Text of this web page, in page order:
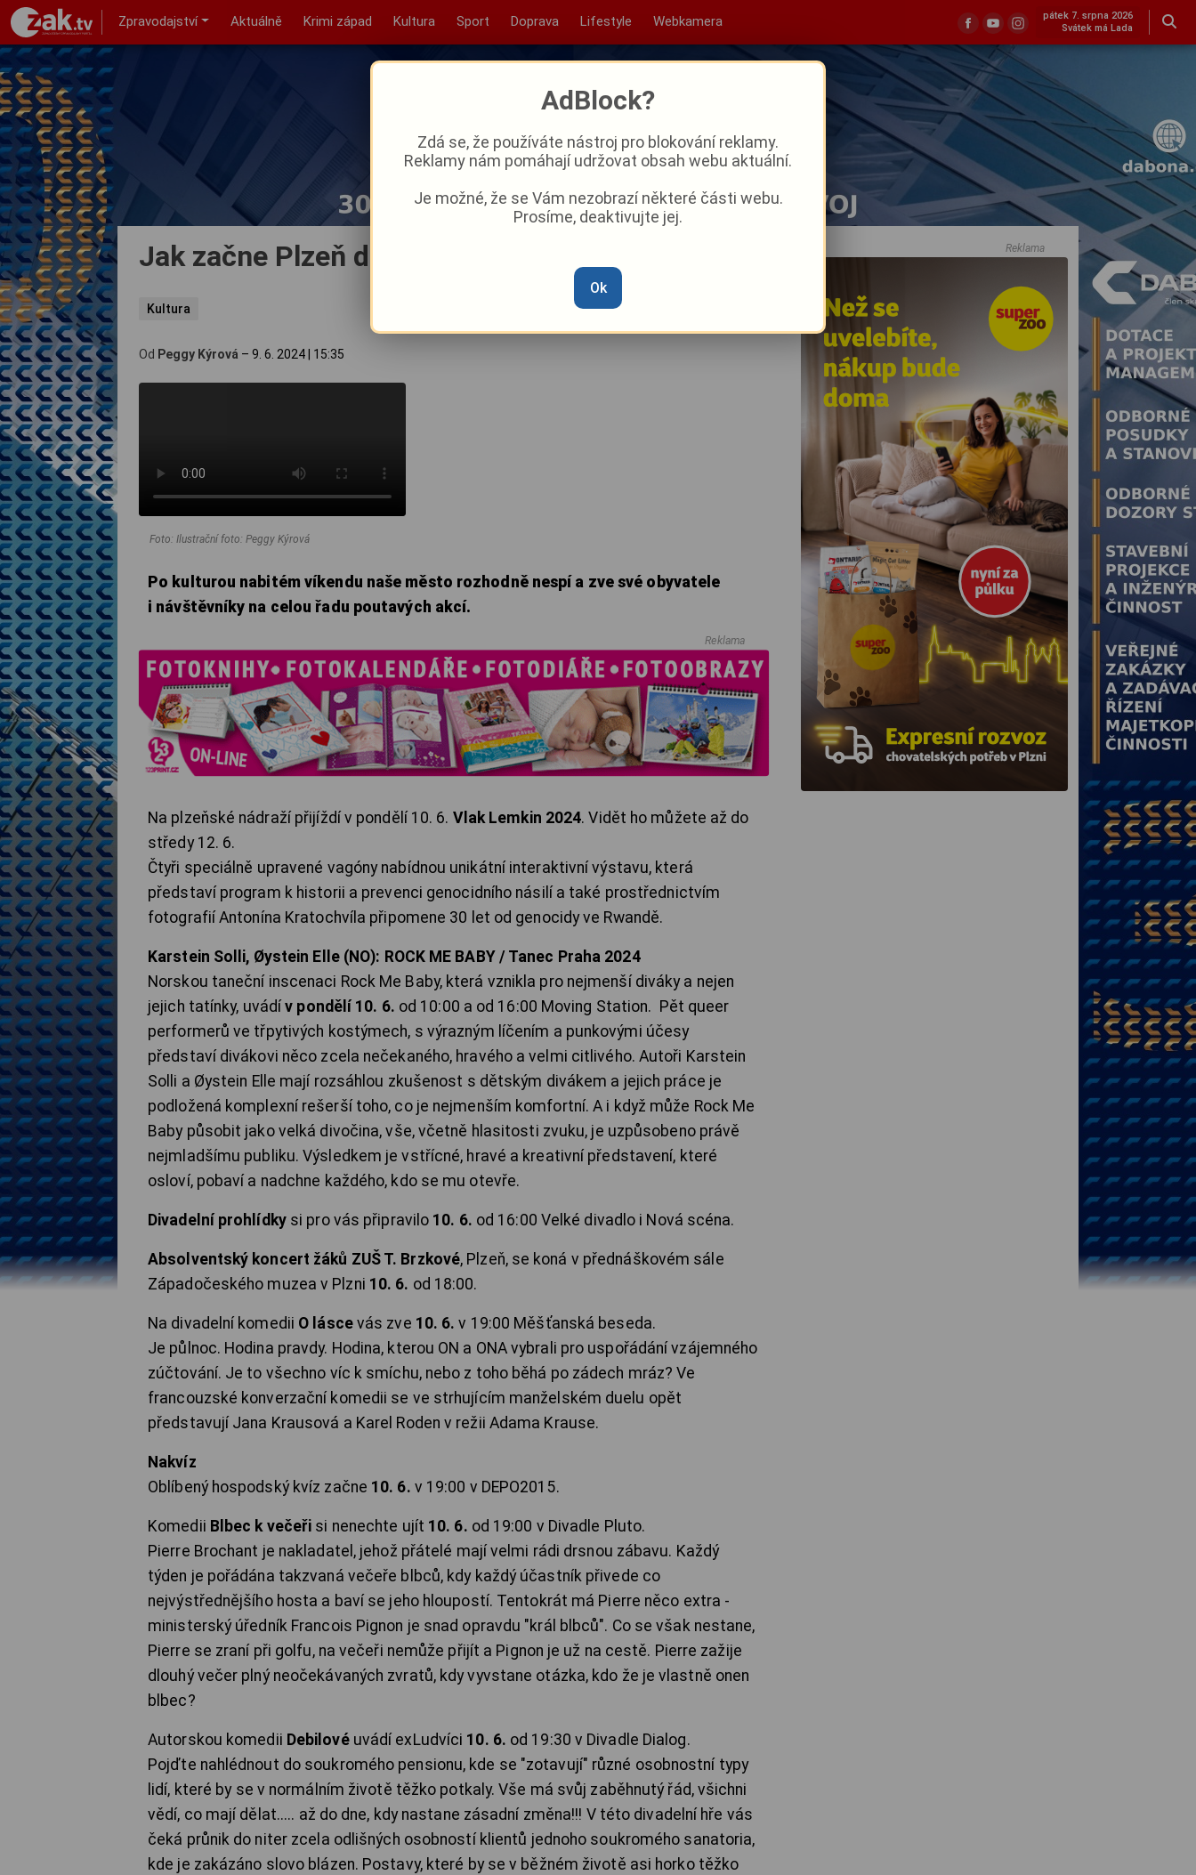
Zpravodajství Aktuálně Krimi západ Kultura Sport Doprava Lifestyle Webkamera
pátek 7. srpna 2026
Svátek má Lada
Jak začne Plzeň druhý červnový týden?
Kultura
Od Peggy Kýrová – 9. 6. 2024 15:35
Foto: Ilustrační foto: Peggy Kýrová
Po kulturou nabitém víkendu naše město rozhodně nespí a zve své obyvatele
i návštěvníky na celou řadu poutavých akcí.
Reklama
Na plzeňské nádraží přijíždí v pondělí 10. 6. Vlak Lemkin 2024. Vidět ho můžete až do
středy 12. 6.
Čtyři speciálně upravené vagóny nabídnou unikátní interaktivní výstavu, která
představí program k historii a prevenci genocidního násilí a také prostřednictvím
fotografií Antonína Kratochvíla připomene 30 let od genocidy ve Rwandě.
Karstein Solli, Øystein Elle (NO): ROCK ME BABY / Tanec Praha 2024
Norskou taneční inscenaci Rock Me Baby, která vznikla pro nejmenší diváky a nejen
jejich tatínky, uvádív pondělí 10. 6. od 10:00 a od 16:00 Moving Station. Pět queer
performerů ve třpytivých kostýmech, s výrazným líčením a punkovými účesy
představí divákovi něco zcela nečekaného, hravého a velmi citlivého. Autoři Karstein
Solli a Øystein Elle mají rozsáhlou zkušenost s dětským divákem a jejich práce je
podložená komplexní rešerší toho, co je nejmenším komfortní. A i když může Rock Me
Baby působit jako velká divočina, vše, včetně hlasitosti zvuku, je uzpůsobeno právě
nejmladšímu publiku. Výsledkem je vstřícné, hravé a kreativní představení, které
osloví, pobaví a nadchne každého, kdo se mu otevře.
Divadelní prohlídkysi pro vás připravilo 10. 6. od 16:00 Velké divadlo i Nová scéna.
Absolventský koncert žáků ZUŠ T. Brzkové, Plzeň, se koná v přednáškovém sále
Západočeského muzea v Plzni 10. 6. od 18:00.
Na divadelní komedii O láscevás zve 10. 6. v 19:00 Měšťanská beseda.
Je půlnoc. Hodina pravdy. Hodina, kterou ON a ONA vybrali pro uspořádání vzájemného
zúčtování. Je to všechno víc k smíchu, nebo z toho běhá po zádech mráz? Ve
francouzské konverzační komedii se ve strhujícím manželském duelu opět
představují Jana Krausová a Karel Roden v režii Adama Krause.
Nakvíz
Oblíbený hospodský kvíz začne 10. 6. v 19:00 v DEPO2015.
Komedii Blbec k večeři si nenechte ujít 10. 6. od 19:00 v Divadle Pluto.
Pierre Brochant je nakladatel, jehož přátelé mají velmi rádi drsnou zábavu. Každý
týden je pořádána takzvaná večeře blbců, kdy každý účastník přivede co
nejvýstřednějšího hosta a baví se jeho hloupostí. Tentokrát má Pierre něco extra -
ministerský úředník Francois Pignon je snad opravdu "král blbců". Co se však nestane,
Pierre se zraní při golfu, na večeři nemůže přijít a Pignon je už na cestě. Pierre zažije
dlouhý večer plný neočekávaných zvratů, kdy vyvstane otázka, kdo že je vlastně onen
blbec?
Autorskou komedii Debilovéuvádí exLudvíci 10. 6. od 19:30 v Divadle Dialog.
Pojďte nahlédnout do soukromého pensionu, kde se "zotavují" různé osobnostní typy
lidí, které by se v normálním životě těžko potkaly. Vše má svůj zaběhnutý řád, všichni
vědí, co mají dělat..... až do dne, kdy nastane zásadní změna!!! V této divadelní hře vás
čeká průnik do niter zcela odlišných osobností klientů jednoho soukromého sanatoria,
kde je zakázáno slovo blázen. Postavy, které by se v běžném životě asi horko těžko
Reklama
AdBlock?
Zdá se, že používáte nástroj pro blokování reklamy.
Reklamy nám pomáhají udržovat obsah webu aktuální.
Je možné, že se Vám nezobrazí některé části webu.
Prosíme, deaktivujte jej.
Ok